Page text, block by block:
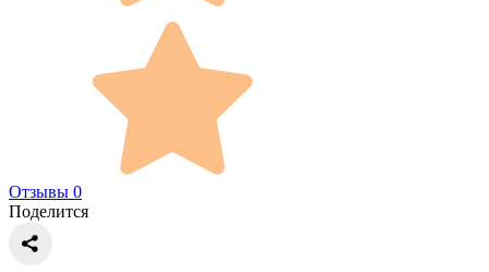
Отзывы 0
Поделится